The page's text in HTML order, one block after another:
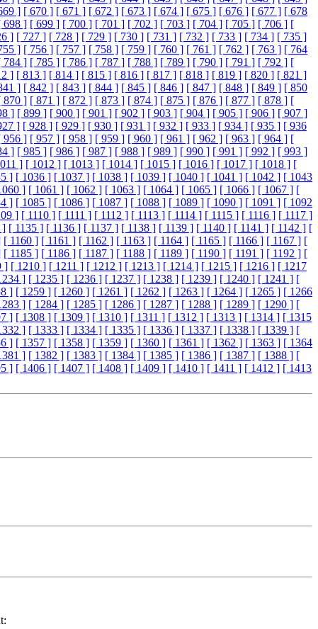
] [ 670 ] [ 671 ] [ 672 ] [ 673 ] [ 674 ] [ 675 ] [ 676 ] [ 677 ] [ 678
698 ] [ 699 ] [ 700 ] [ 701 ] [ 702 ] [ 703 ] [ 704 ] [ 705 ] [ 706 ] [
] [ 727 ] [ 728 ] [ 729 ] [ 730 ] [ 731 ] [ 732 ] [ 733 ] [ 734 ] [ 735 ]
] [ 756 ] [ 757 ] [ 758 ] [ 759 ] [ 760 ] [ 761 ] [ 762 ] [ 763 ] [ 764
784 ] [ 785 ] [ 786 ] [ 787 ] [ 788 ] [ 789 ] [ 790 ] [ 791 ] [ 792 ] [
] [ 813 ] [ 814 ] [ 815 ] [ 816 ] [ 817 ] [ 818 ] [ 819 ] [ 820 ] [ 821 ]
] [ 842 ] [ 843 ] [ 844 ] [ 845 ] [ 846 ] [ 847 ] [ 848 ] [ 849 ] [ 850
870 ] [ 871 ] [ 872 ] [ 873 ] [ 874 ] [ 875 ] [ 876 ] [ 877 ] [ 878 ] [
] [ 899 ] [ 900 ] [ 901 ] [ 902 ] [ 903 ] [ 904 ] [ 905 ] [ 906 ] [ 907 ]
] [ 928 ] [ 929 ] [ 930 ] [ 931 ] [ 932 ] [ 933 ] [ 934 ] [ 935 ] [ 936
956 ] [ 957 ] [ 958 ] [ 959 ] [ 960 ] [ 961 ] [ 962 ] [ 963 ] [ 964 ] [
] [ 985 ] [ 986 ] [ 987 ] [ 988 ] [ 989 ] [ 990 ] [ 991 ] [ 992 ] [ 993 ]
] [ 1012 ] [ 1013 ] [ 1014 ] [ 1015 ] [ 1016 ] [ 1017 ] [ 1018 ] [
] [ 1036 ] [ 1037 ] [ 1038 ] [ 1039 ] [ 1040 ] [ 1041 ] [ 1042 ] [ 1043
] [ 1061 ] [ 1062 ] [ 1063 ] [ 1064 ] [ 1065 ] [ 1066 ] [ 1067 ] [
] [ 1085 ] [ 1086 ] [ 1087 ] [ 1088 ] [ 1089 ] [ 1090 ] [ 1091 ] [ 1092
] [ 1110 ] [ 1111 ] [ 1112 ] [ 1113 ] [ 1114 ] [ 1115 ] [ 1116 ] [ 1117 ]
] [ 1135 ] [ 1136 ] [ 1137 ] [ 1138 ] [ 1139 ] [ 1140 ] [ 1141 ] [ 1142 ] [
[ 1160 ] [ 1161 ] [ 1162 ] [ 1163 ] [ 1164 ] [ 1165 ] [ 1166 ] [ 1167 ] [
[ 1185 ] [ 1186 ] [ 1187 ] [ 1188 ] [ 1189 ] [ 1190 ] [ 1191 ] [ 1192 ] [
] [ 1210 ] [ 1211 ] [ 1212 ] [ 1213 ] [ 1214 ] [ 1215 ] [ 1216 ] [ 1217
] [ 1235 ] [ 1236 ] [ 1237 ] [ 1238 ] [ 1239 ] [ 1240 ] [ 1241 ] [
] [ 1259 ] [ 1260 ] [ 1261 ] [ 1262 ] [ 1263 ] [ 1264 ] [ 1265 ] [ 1266
] [ 1284 ] [ 1285 ] [ 1286 ] [ 1287 ] [ 1288 ] [ 1289 ] [ 1290 ] [
] [ 1308 ] [ 1309 ] [ 1310 ] [ 1311 ] [ 1312 ] [ 1313 ] [ 1314 ] [ 1315
] [ 1333 ] [ 1334 ] [ 1335 ] [ 1336 ] [ 1337 ] [ 1338 ] [ 1339 ] [
] [ 1357 ] [ 1358 ] [ 1359 ] [ 1360 ] [ 1361 ] [ 1362 ] [ 1363 ] [ 1364
] [ 1382 ] [ 1383 ] [ 1384 ] [ 1385 ] [ 1386 ] [ 1387 ] [ 1388 ] [
] [ 1406 ] [ 1407 ] [ 1408 ] [ 1409 ] [ 1410 ] [ 1411 ] [ 1412 ] [ 1413